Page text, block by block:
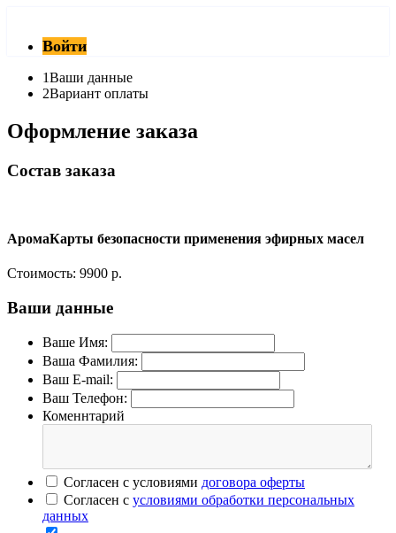
Войти
1Ваши данные
2Вариант оплаты
Оформление заказа
Состав заказа
АромаКарты безопасности применения эфирных масел
Стоимость: 9900 р.
Ваши данные
Ваше Имя:
Ваша Фамилия:
Ваш E-mail:
Ваш Телефон:
Коменнтарий
Согласен с условиями договора оферты
Согласен с условиями обработки персональных
данных